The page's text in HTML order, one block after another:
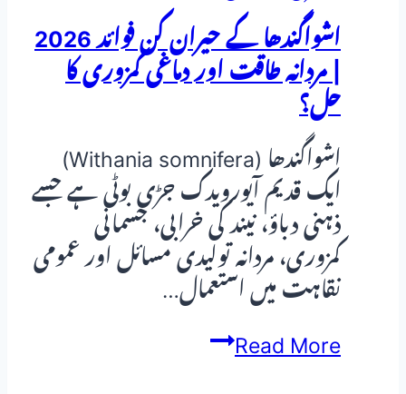
اشواگندھا کے حیران کن فوائد 2026
| مردانہ طاقت اور دماغی کمزوری کا
حل؟
اشواگندھا (Withania somnifera)
ایک قدیم آیورویدک جڑی بوٹی ہے جسے
ذہنی دباؤ، نیند کی خرابی، جسمانی
کمزوری، مردانہ تولیدی مسائل اور عمومی
نقاہت میں استعمال…
Read Moreاشواگندھا